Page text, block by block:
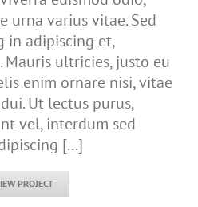
urna varius vitae. Sed
in adipiscing et,
ultricies, justo eu
enim ornare nisi, vitae
Ut lectus purus,
vel, interdum sed
[...]
PROJECT